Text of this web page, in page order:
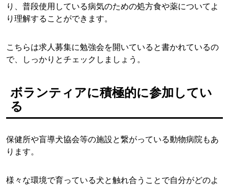
り、普段使用している病気のための処方食や薬についてよ
り理解することができます。
こちらは求人募集に勉強会を開いていると書かれているの
で、しっかりとチェックしましょう。
ボランティアに積極的に参加してい
る
保健所や盲導犬協会等の施設と繋がっている動物病院もあ
ります。
様々な環境で育っている犬と触れ合うことで自分がどのよ